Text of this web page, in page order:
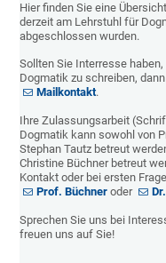
Hier finden Sie eine
derzeit am Lehrstuhl für
abgeschlossen wurden.
Sollten Sie Interresse
Dogmatik zu schreiben,
Mailkontakt.
Ihre Zulassungsarbeit
Dogmatik kann sowohl von
Stephan Tautz betreut
Christine Büchner betreut
Kontakt oder bei ersten
Prof. Büchner oder
Sprechen Sie uns bei
freuen uns auf Sie!